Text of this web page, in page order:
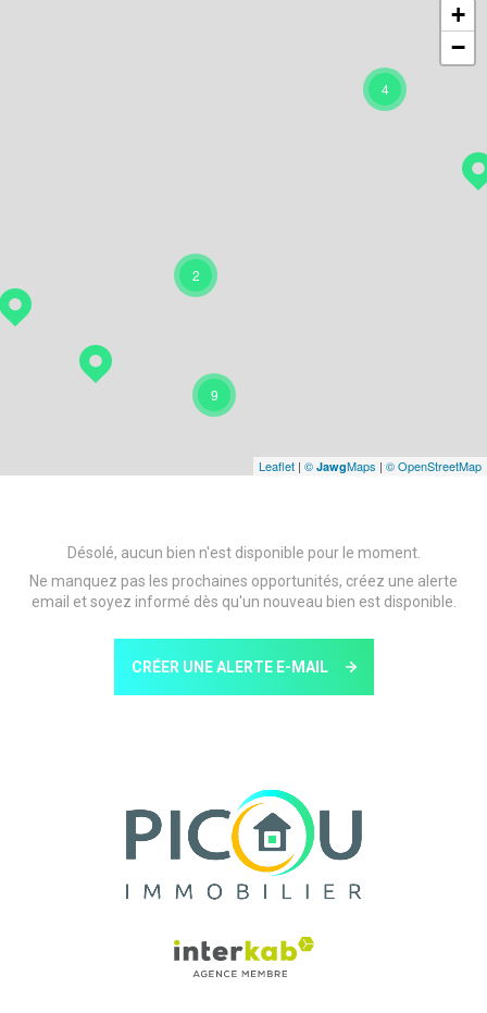
4
2
9
+
−
Leaflet | © JawgMaps | © OpenStreetMap
Désolé, aucun bien n'est disponible pour le moment.
Ne manquez pas les prochaines opportunités, créez une alerte
email et soyez informé dès qu'un nouveau bien est disponible.
CRÉER UNE ALERTE E-MAIL